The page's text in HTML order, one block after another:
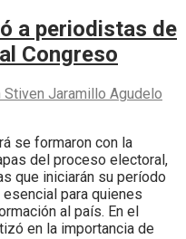
a periodistas de
Congreso
Stiven Jaramillo Agudelo
se formaron con la
del proceso electoral,
que iniciarán su período
para quienes
al país. En el
en la importancia de